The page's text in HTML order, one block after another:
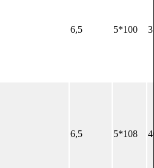
6,5 5*100
6,5 5*108